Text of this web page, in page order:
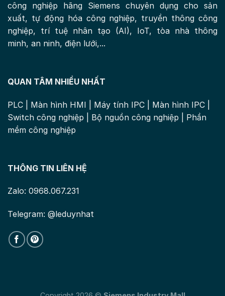
công nghiệp hãng Siemens chuyên dụng cho sản
xuất, tự động hóa công nghiệp, truyền thông công
nghiệp, trí tuệ nhân tạo (AI), IoT, tòa nhà thông
minh, an ninh, điện lưới,...
QUAN TÂM NHIỀU NHẤT
PLC Màn hình HMI Máy tính IPC Màn hình IPC
Switch công nghiệp
Bộ nguồn công nghiệp
Phần
mềm công nghiệp
THÔNG TIN LIÊN HỆ
Zalo: 0968.067.231
Telegram: @leduynhat